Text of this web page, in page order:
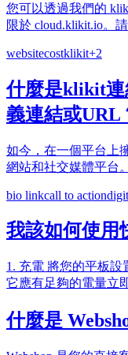
您可以透過我們的
限於 cloud.klikit.io。
websitecostklikit+2
什麼是klikit連
義連結或URL
如今，在一個平台上
網站和社交媒體平台
bio linkcall to action
我該如何使用
1. 充電 將您的平板設
它應有足夠的電量立
什麼是